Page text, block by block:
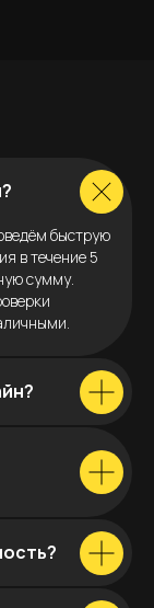
быструю
в течение 5
сумму.